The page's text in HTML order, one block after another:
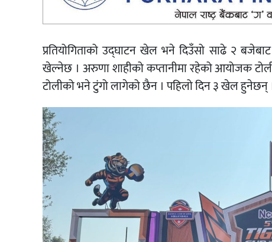
प्रतियोगिताको उद्घाटन खेल भने दिउँसो साढे २
खेल्नेछ । अरुणा शाहीको कप्तानीमा रहेको आयोजक
टोलीको भने टुंगो लागेको छैन । पहिलो दिन ३ खेल हुनेछन्